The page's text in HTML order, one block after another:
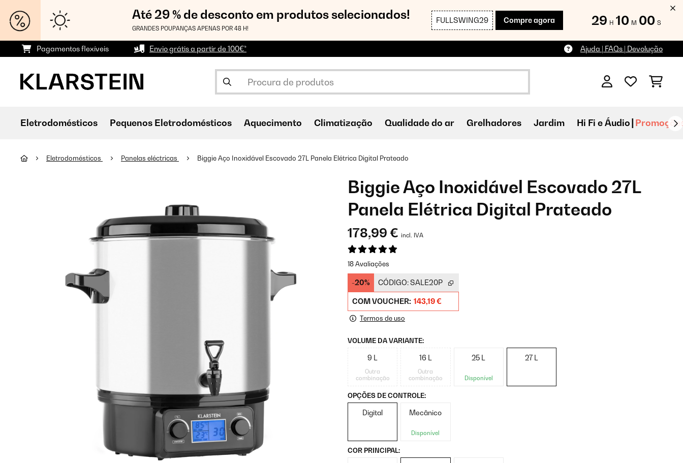
Até 29 % de desconto em produtos selecionados!
GRANDES POUPANÇAS APENAS POR 48 H!
FULLSWING29 Compre agora 29 H 09 M 58 S
Pagamentos flexíveis Envio grátis a partir de 100€* Ajuda | FAQs | Devolução
Eletrodomésticos Pequenos Eletrodomésticos Aquecimento Climatização Qualidade do ar Grelhadores Jardim Hi Fi e Áudio
Eletrodomésticos Panelas eléctricas Biggie Aço Inoxidável Escovado 27L Panela Elétrica Digital Prateado
Biggie Aço Inoxidável Escovado 27L
Panela Elétrica Digital Prateado
178,99 € incl. IVA
18 Avaliações
-20% CÓDIGO:SALE20P
COM VOUCHER: 143,19 €
Termos de uso
VOLUME DA VARIANTE:
9 L
Outra
combinação
16 L
Outra
combinação
25 L
Disponível
27 L
OPÇÕES DE CONTROLE:
Digital Mecânico
Disponível
COR PRINCIPAL: